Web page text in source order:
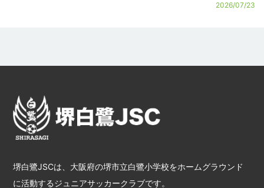
2026/07/23
堺白鷺JSCは、大阪府の堺市立白鷺小学校をホームグラウンド
に活動するジュニアサッカークラブです。